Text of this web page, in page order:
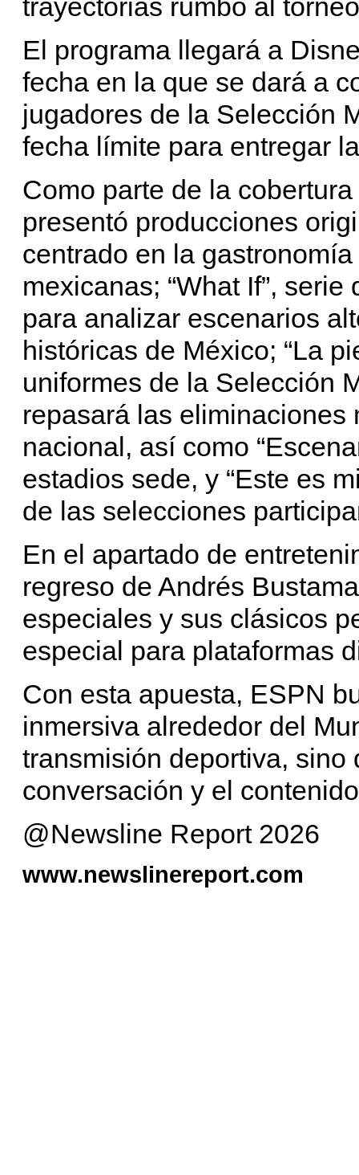
El programa llegará a
fecha en la que se dará a
jugadores de la Selección
fecha límite para entregar
Como parte de la
presentó producciones
centrado en la
mexicanas; “What If”,
para analizar escenarios
históricas de México; “La
uniformes de la Selección
repasará las
nacional, así como
estadios sede, y “Este es
de las selecciones
En el apartado de
regreso de Andrés
especiales y sus clásicos
especial para plataformas
Con esta apuesta, ESPN
inmersiva alrededor del
transmisión deportiva,
conversación y el
@Newsline Report 2026
www.newslinereport.com